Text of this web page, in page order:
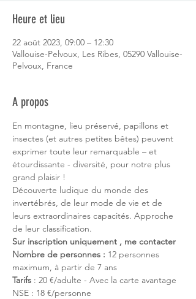
Heure et lieu
22 août 2023, 09:00 – 12:30
Vallouise-Pelvoux, Les Ribes, 05290 Vallouise-
Pelvoux, France
A propos
En montagne, lieu préservé, papillons et
insectes (et autres petites bêtes) peuvent
exprimer toute leur remarquable – et
étourdissante - diversité, pour notre plus
grand plaisir !
Découverte ludique du monde des
invertébrés, de leur mode de vie et de
leurs extraordinaires capacités. Approche
de leur classification.
Sur inscription uniquement , me contacter
Nombre de personnes : 12 personnes
maximum, à partir de 7 ans
Tarifs : 20 €/adulte - Avec la carte avantage
NSE : 18 €/personne